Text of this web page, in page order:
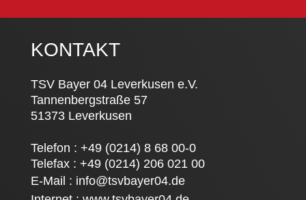
KONTAKT
TSV Bayer 04 Leverkusen e.V.
Tannenbergstraße 57
51373 Leverkusen
Telefon : +49 (0214) 8 68 00-0
Telefax : +49 (0214) 206 021 00
E-Mail : info@tsvbayer04.de